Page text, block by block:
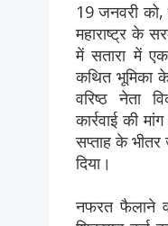
19 जनवरी को,
महाराष्ट्र के
में सतारा में
कथित भूमिका के
वरिष्ठ नेता
कार्रवाई की
सप्ताह के भीतर
दिया।
नफरत फैलाने